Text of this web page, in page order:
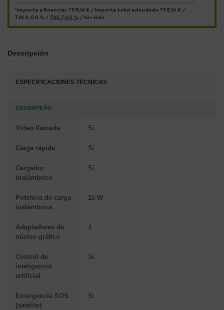
*Importe a financiar 758,16 € / Importe total adeudado 758,16 € /
TIN 0,00 % / TAE 7,45 % /Ver más
Descripción
ESPECIFICACIONES TÉCNICAS
DESEMPEÑO
Video llamada Si
Carga rápida Si
Cargador
inalámbrico
Si
Potencia de carga
inalámbrica
15 W
Adaptadores de
núcleo gráfico
4
Control de
inteligencia
artificial
Si
Emergencia SOS
(satélite)
Si